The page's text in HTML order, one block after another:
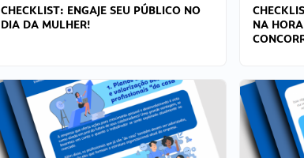
CHECKLIST: ENGAJE SEU PÚBLICO NO
DIA DA MULHER!
NA